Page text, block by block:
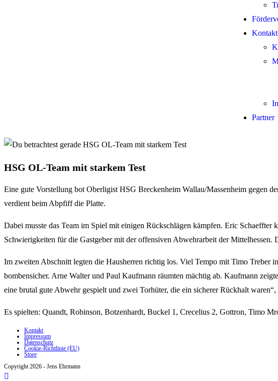
Kontakt
Partner
HSG OL-Team mit starkem Test
Eine gute Vorstellung bot Oberligist HSG Breckenheim Wallau/Massenheim gegen
verdient beim Abpfiff die Platte.
Dabei musste das Team im Spiel mit einigen Rückschlägen kämpfen. Eric
Schwierigkeiten für die Gastgeber mit der offensiven Abwehrarbeit der
Im zweiten Abschnitt legten die Hausherren richtig los. Viel Tempo mit Timo
bombensicher. Arne Walter und Paul Kaufmann räumten mächtig ab. Kaufmann
eine brutal gute Abwehr gespielt und zwei Torhüter, die ein sicherer Rückhalt
Es spielten: Quandt, Robinson, Botzenhardt, Buckel 1, Crecelius 2, Gottron, Timo
Kontakt
Impressum
Datenschutz
Cookie-Richtlinie (EU)
Store
Copyright 2026 - Jens Ehrmann